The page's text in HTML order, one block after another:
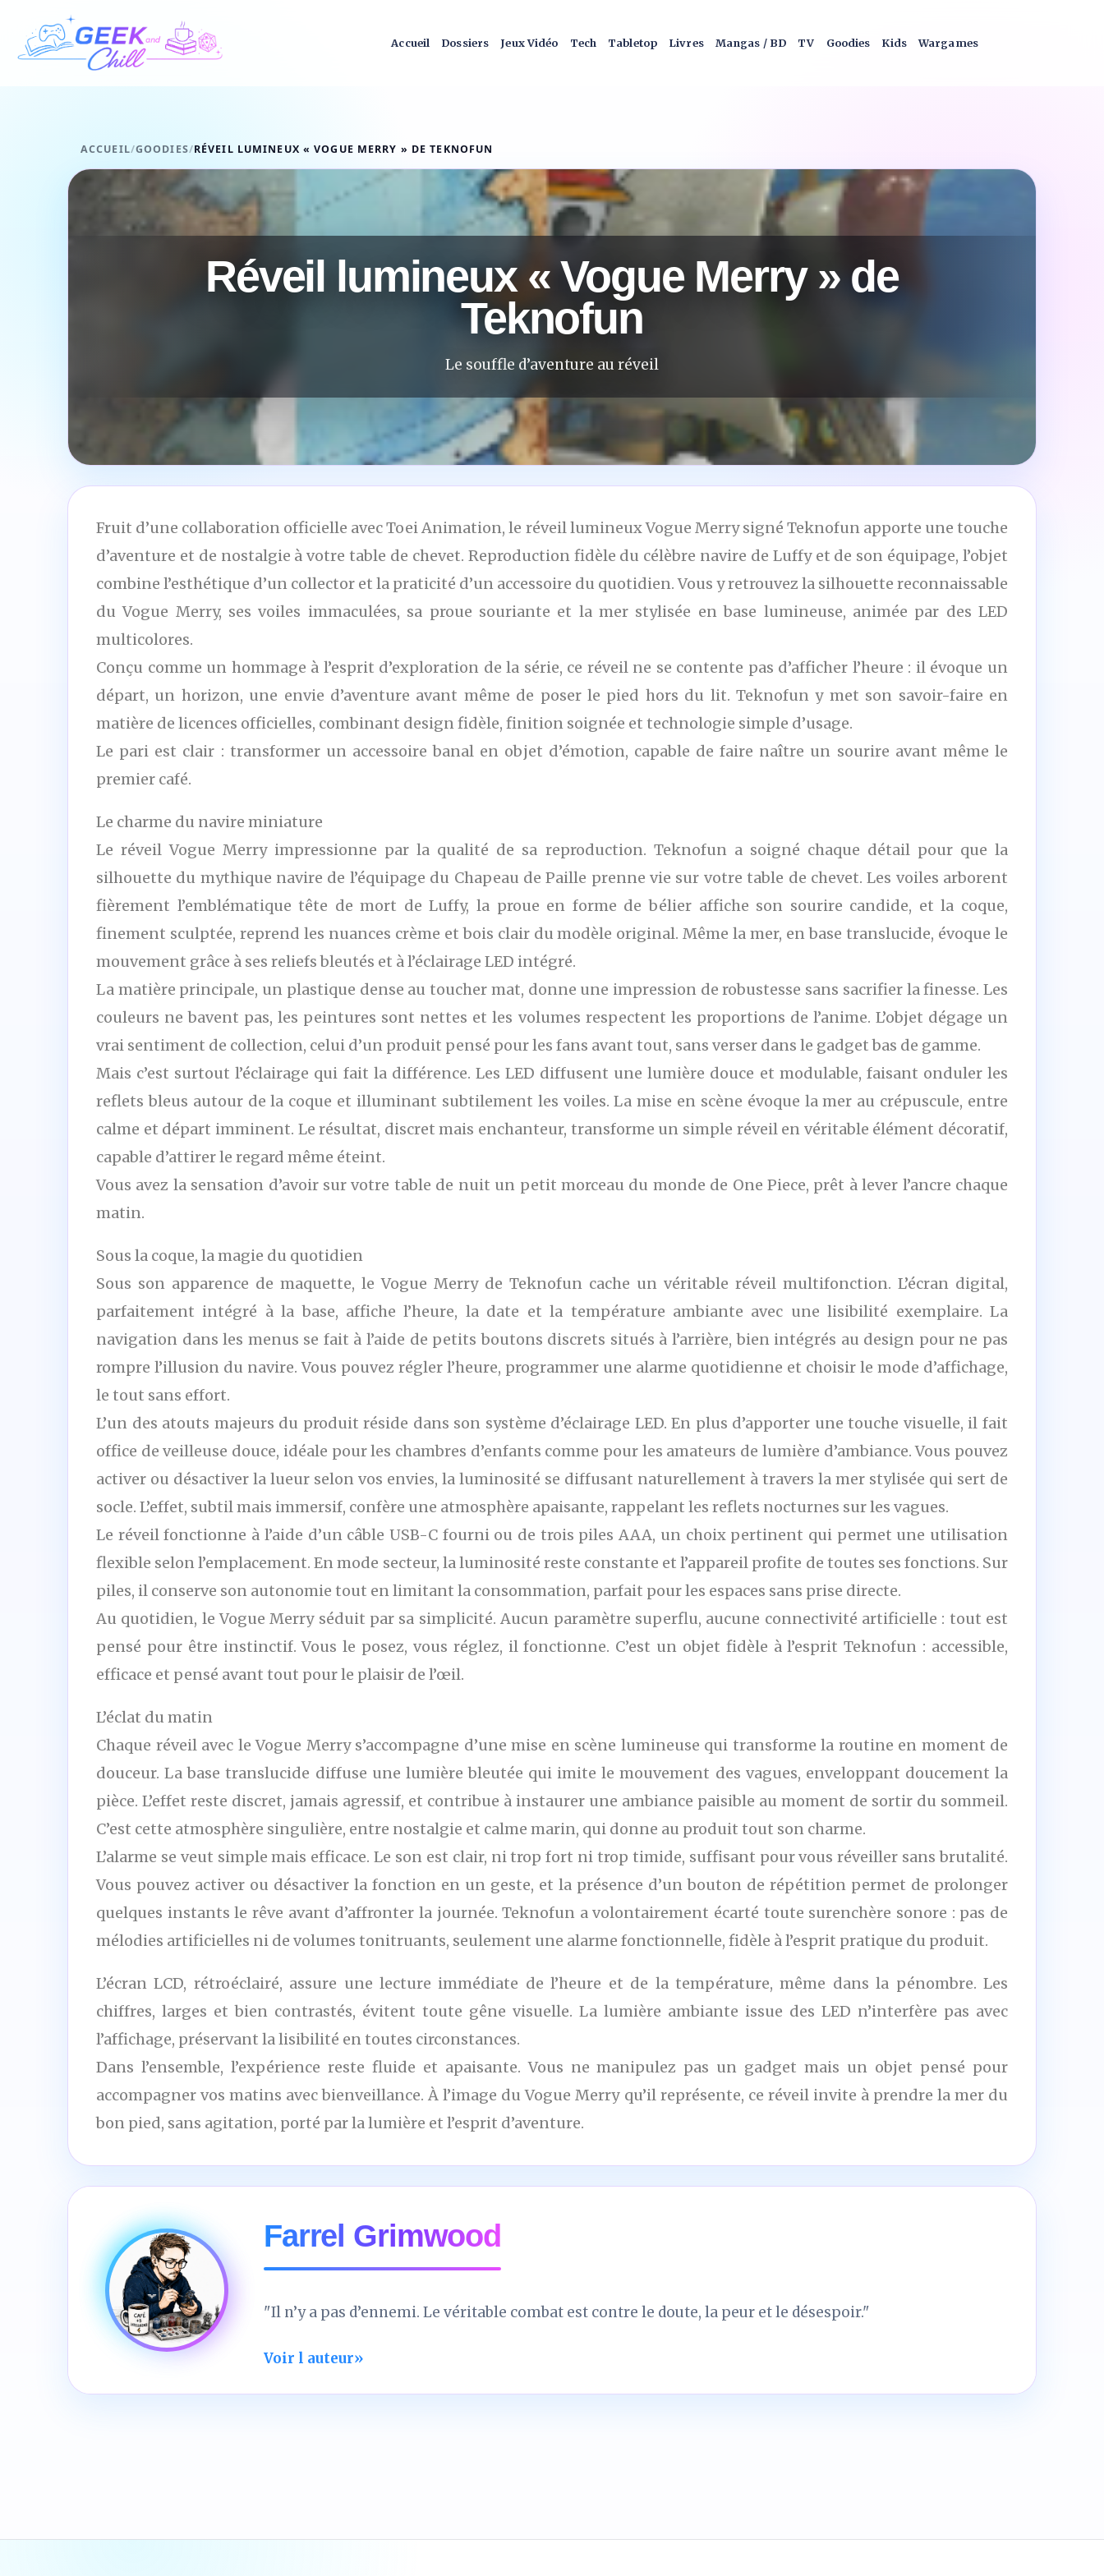
Aller au contenu
Accueil Dossiers Jeux Vidéo Tech Tabletop Livres Mangas / BD TV Goodies Kids Wargames
ACCUEIL/GOODIES/RÉVEIL LUMINEUX « VOGUE MERRY » DE TEKNOFUN
Réveil lumineux « Vogue Merry » de
Teknofun
Le souffle d’aventure au réveil
Fruit d’une collaboration officielle avec Toei Animation, le réveil lumineux Vogue Merry signé Teknofun apporte une touche
d’aventure et de nostalgie à votre table de chevet. Reproduction fidèle du célèbre navire de Luffy et de son équipage, l’objet
combine l’esthétique d’un collector et la praticité d’un accessoire du quotidien. Vous y retrouvez la silhouette reconnaissable
du Vogue Merry, ses voiles immaculées, sa proue souriante et la mer stylisée en base lumineuse, animée par des LED
multicolores.
Conçu comme un hommage à l’esprit d’exploration de la série, ce réveil ne se contente pas d’afficher l’heure : il évoque un
départ, un horizon, une envie d’aventure avant même de poser le pied hors du lit. Teknofun y met son savoir-faire en
matière de licences officielles, combinant design fidèle, finition soignée et technologie simple d’usage.
Le pari est clair : transformer un accessoire banal en objet d’émotion, capable de faire naître un sourire avant même le
premier café.
Le charme du navire miniature
Le réveil Vogue Merry impressionne par la qualité de sa reproduction. Teknofun a soigné chaque détail pour que la
silhouette du mythique navire de l’équipage du Chapeau de Paille prenne vie sur votre table de chevet. Les voiles arborent
fièrement l’emblématique tête de mort de Luffy, la proue en forme de bélier affiche son sourire candide, et la coque,
finement sculptée, reprend les nuances crème et bois clair du modèle original. Même la mer, en base translucide, évoque le
mouvement grâce à ses reliefs bleutés et à l’éclairage LED intégré.
La matière principale, un plastique dense au toucher mat, donne une impression de robustesse sans sacrifier la finesse. Les
couleurs ne bavent pas, les peintures sont nettes et les volumes respectent les proportions de l’anime. L’objet dégage un
vrai sentiment de collection, celui d’un produit pensé pour les fans avant tout, sans verser dans le gadget bas de gamme.
Mais c’est surtout l’éclairage qui fait la différence. Les LED diffusent une lumière douce et modulable, faisant onduler les
reflets bleus autour de la coque et illuminant subtilement les voiles. La mise en scène évoque la mer au crépuscule, entre
calme et départ imminent. Le résultat, discret mais enchanteur, transforme un simple réveil en véritable élément décoratif,
capable d’attirer le regard même éteint.
Vous avez la sensation d’avoir sur votre table de nuit un petit morceau du monde de One Piece, prêt à lever l’ancre chaque
matin.
Sous la coque, la magie du quotidien
Sous son apparence de maquette, le Vogue Merry de Teknofun cache un véritable réveil multifonction. L’écran digital,
parfaitement intégré à la base, affiche l’heure, la date et la température ambiante avec une lisibilité exemplaire. La
navigation dans les menus se fait à l’aide de petits boutons discrets situés à l’arrière, bien intégrés au design pour ne pas
rompre l’illusion du navire. Vous pouvez régler l’heure, programmer une alarme quotidienne et choisir le mode d’affichage,
le tout sans effort.
L’un des atouts majeurs du produit réside dans son système d’éclairage LED. En plus d’apporter une touche visuelle, il fait
office de veilleuse douce, idéale pour les chambres d’enfants comme pour les amateurs de lumière d’ambiance. Vous pouvez
activer ou désactiver la lueur selon vos envies, la luminosité se diffusant naturellement à travers la mer stylisée qui sert de
socle. L’effet, subtil mais immersif, confère une atmosphère apaisante, rappelant les reflets nocturnes sur les vagues.
Le réveil fonctionne à l’aide d’un câble USB-C fourni ou de trois piles AAA, un choix pertinent qui permet une utilisation
flexible selon l’emplacement. En mode secteur, la luminosité reste constante et l’appareil profite de toutes ses fonctions. Sur
piles, il conserve son autonomie tout en limitant la consommation, parfait pour les espaces sans prise directe.
Au quotidien, le Vogue Merry séduit par sa simplicité. Aucun paramètre superflu, aucune connectivité artificielle : tout est
pensé pour être instinctif. Vous le posez, vous réglez, il fonctionne. C’est un objet fidèle à l’esprit Teknofun : accessible,
efficace et pensé avant tout pour le plaisir de l’œil.
L’éclat du matin
Chaque réveil avec le Vogue Merry s’accompagne d’une mise en scène lumineuse qui transforme la routine en moment de
douceur. La base translucide diffuse une lumière bleutée qui imite le mouvement des vagues, enveloppant doucement la
pièce. L’effet reste discret, jamais agressif, et contribue à instaurer une ambiance paisible au moment de sortir du sommeil.
C’est cette atmosphère singulière, entre nostalgie et calme marin, qui donne au produit tout son charme.
L’alarme se veut simple mais efficace. Le son est clair, ni trop fort ni trop timide, suffisant pour vous réveiller sans brutalité.
Vous pouvez activer ou désactiver la fonction en un geste, et la présence d’un bouton de répétition permet de prolonger
quelques instants le rêve avant d’affronter la journée. Teknofun a volontairement écarté toute surenchère sonore : pas de
mélodies artificielles ni de volumes tonitruants, seulement une alarme fonctionnelle, fidèle à l’esprit pratique du produit.
L’écran LCD, rétroéclairé, assure une lecture immédiate de l’heure et de la température, même dans la pénombre. Les
chiffres, larges et bien contrastés, évitent toute gêne visuelle. La lumière ambiante issue des LED n’interfère pas avec
l’affichage, préservant la lisibilité en toutes circonstances.
Dans l’ensemble, l’expérience reste fluide et apaisante. Vous ne manipulez pas un gadget mais un objet pensé pour
accompagner vos matins avec bienveillance. À l’image du Vogue Merry qu’il représente, ce réveil invite à prendre la mer du
bon pied, sans agitation, porté par la lumière et l’esprit d’aventure.
Farrel Grimwood
"Il n’y a pas d’ennemi. Le véritable combat est contre le doute, la peur et le désespoir."
Voir l auteur»